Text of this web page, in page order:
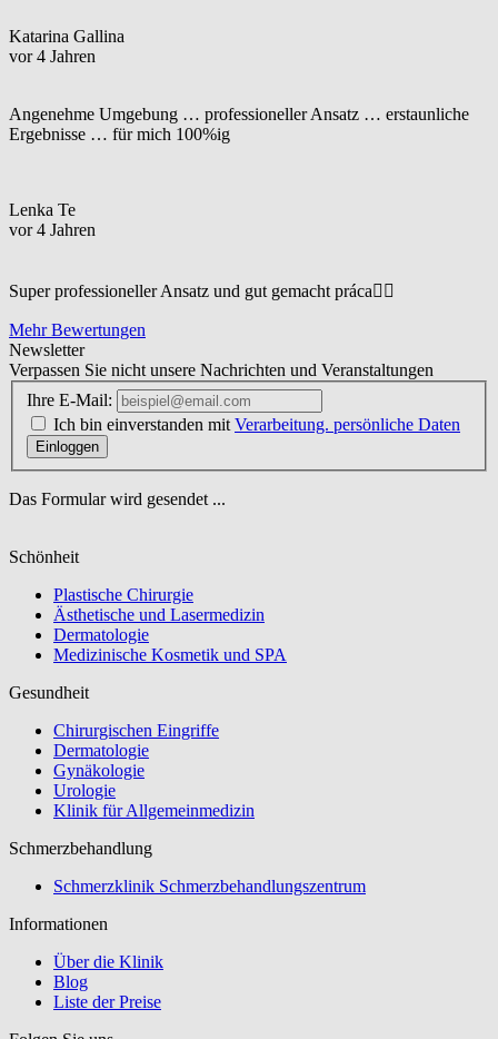
Katarina Gallina
vor 4 Jahren
Angenehme Umgebung … professioneller Ansatz … erstaunliche
Ergebnisse … für mich 100%ig
Lenka Te
vor 4 Jahren
Super professioneller Ansatz und gut gemacht práca☝🏼
Mehr Bewertungen
Newsletter
Verpassen Sie nicht unsere Nachrichten und Veranstaltungen
Ihre E-Mail:
Ich bin einverstanden mit Verarbeitung. persönliche Daten
Einloggen
Das Formular wird gesendet ...
Schönheit
Plastische Chirurgie
Ästhetische und Lasermedizin
Dermatologie
Medizinische Kosmetik und SPA
Gesundheit
Chirurgischen Eingriffe
Dermatologie
Gynäkologie
Urologie
Klinik für Allgemeinmedizin
Schmerzbehandlung
Schmerzklinik Schmerzbehandlungszentrum
Informationen
Über die Klinik
Blog
Liste der Preise